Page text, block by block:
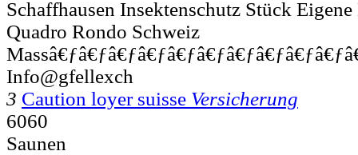
Schaffhausen Insektenschutz Stück
Quadro Rondo Schweiz
Info@gfellexch
3 Caution loyer suisse Versicherung
6060
Saunen